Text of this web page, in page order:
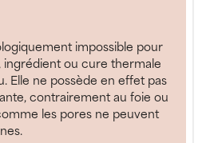
impossible pour
ingrédient ou cure thermale
Elle ne possède en effet pas
contrairement au foie ou
les pores ne peuvent